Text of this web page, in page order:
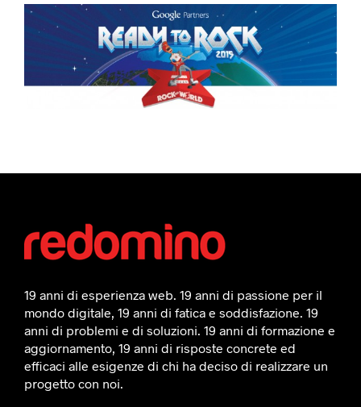
19 anni di esperienza web. 19 anni di passione per il
mondo digitale, 19 anni di fatica e soddisfazione. 19
anni di problemi e di soluzioni. 19 anni di formazione e
aggiornamento, 19 anni di risposte concrete ed
efficaci alle esigenze di chi ha deciso di realizzare un
progetto con noi.